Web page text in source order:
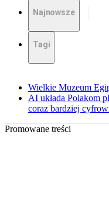
Najnowsze
Tagi
Wielkie Muzeum
AI układa Polakom
coraz bardziej
Promowane treści